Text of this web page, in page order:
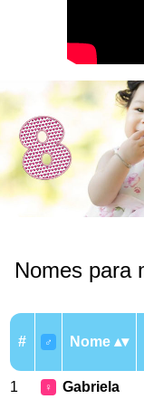
Nomes para
# ♂ Nome
1 ♀ Gabriela